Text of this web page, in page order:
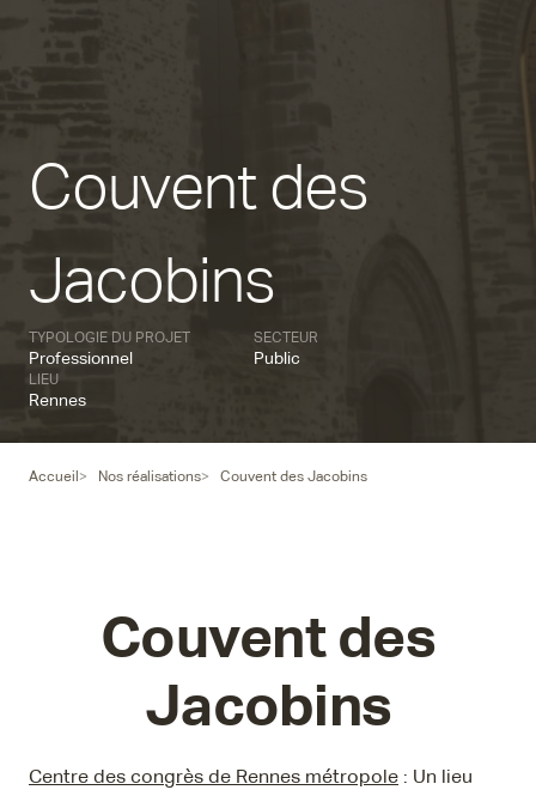
Couvent des
Jacobins
TYPOLOGIE DU PROJET
Professionnel
SECTEUR
Public
LIEU
Rennes
Accueil Nos réalisations Couvent des Jacobins
Couvent des
Jacobins
Centre des congrès de Rennes métropole : Un lieu